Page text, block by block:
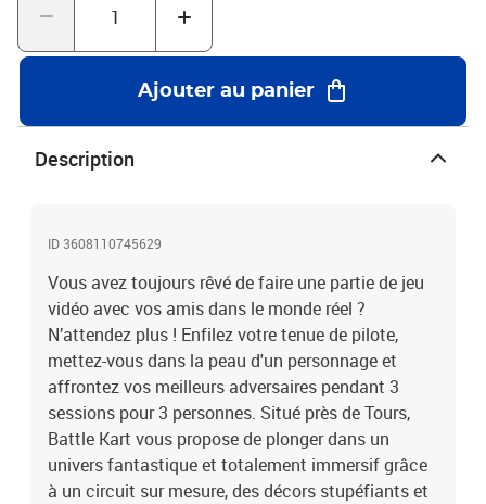
Ajouter au panier
Description
ID 3608110745629
Vous avez toujours rêvé de faire une partie de jeu
vidéo avec vos amis dans le monde réel ?
N’attendez plus ! Enfilez votre tenue de pilote,
mettez-vous dans la peau d'un personnage et
affrontez vos meilleurs adversaires pendant 3
sessions pour 3 personnes. Situé près de Tours,
Battle Kart vous propose de plonger dans un
univers fantastique et totalement immersif grâce
à un circuit sur mesure, des décors stupéfiants et